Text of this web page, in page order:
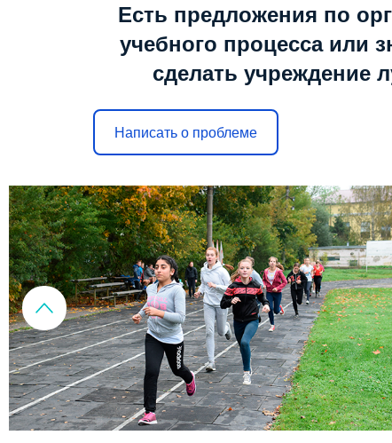
Есть предложения по
учебного процесса или
сделать учреждение
Написать о проблеме